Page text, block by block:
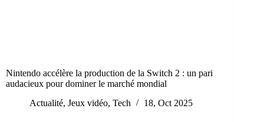
Nintendo accélère la production de la Switch 2 : un pari
audacieux pour dominer le marché mondial
Actualité, Jeux vidéo, Tech 18, Oct 2025